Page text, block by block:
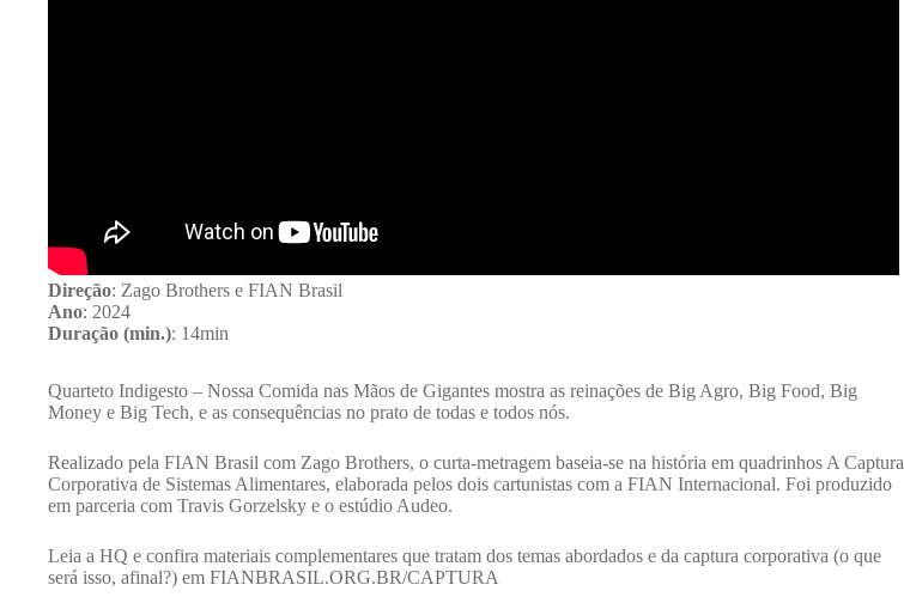
Direção: Zago Brothers e FIAN Brasil
Ano: 2024
Duração (min.): 14min
Quarteto Indigesto – Nossa Comida nas Mãos de Gigantes mostra as reinações de Big Agro, Big Food, Big
Money e Big Tech, e as consequências no prato de todas e todos nós.
Realizado pela FIAN Brasil com Zago Brothers, o curta-metragem baseia-se na história em quadrinhos A Captura
Corporativa de Sistemas Alimentares, elaborada pelos dois cartunistas com a FIAN Internacional. Foi produzido
em parceria com Travis Gorzelsky e o estúdio Audeo.
Leia a HQ e confira materiais complementares que tratam dos temas abordados e da captura corporativa (o que
será isso, afinal?) em FIANBRASIL.ORG.BR/CAPTURA